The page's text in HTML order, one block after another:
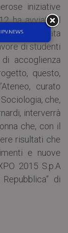
iniziative
ha avviato il
quale è stata
di studenti
accoglienza
questo,
curato
che,
interverrà
che, con il
risultati che
e nuove
2015 S.p.A
di